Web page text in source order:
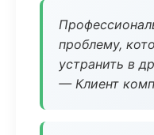
проблему,
устранить в
— Клиент